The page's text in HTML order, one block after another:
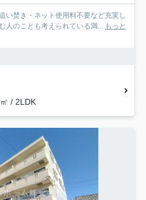
い焚き・ネット使用料不要など充実し
人のことも考えられている満... もっと
/ 2LDK